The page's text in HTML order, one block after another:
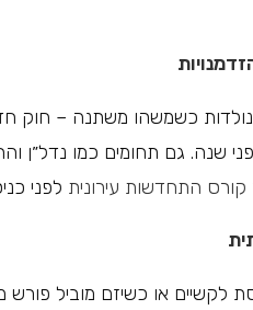
נולדות כשמשהו משתנה – חוק
שנה. גם תחומים כמו נדל״ן
קורס התחדשות עירונית לפני
או כשיזם מוביל